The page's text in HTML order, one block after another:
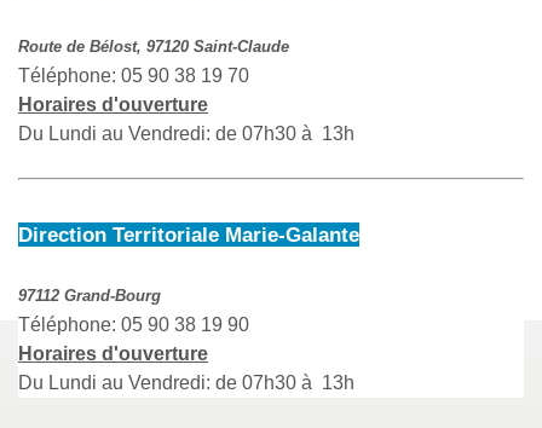
Route de Bélost, 97120 Saint-Claude
Téléphone: 05 90 38 19 70
Horaires d'ouverture
Du Lundi au Vendredi: de 07h30 à 13h
Direction Territoriale Marie-Galante
97112 Grand-Bourg
Téléphone: 05 90 38 19 90
Horaires d'ouverture
Du Lundi au Vendredi: de 07h30 à 13h